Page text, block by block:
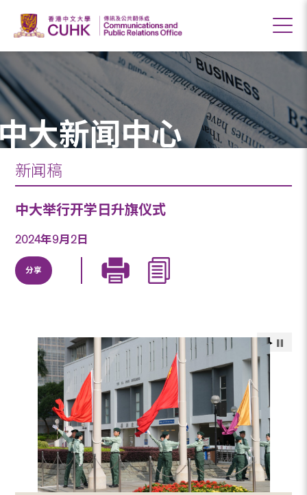
大新闻中心
新闻稿
中大举行开学日升旗仪式
2024年9月2日
分享